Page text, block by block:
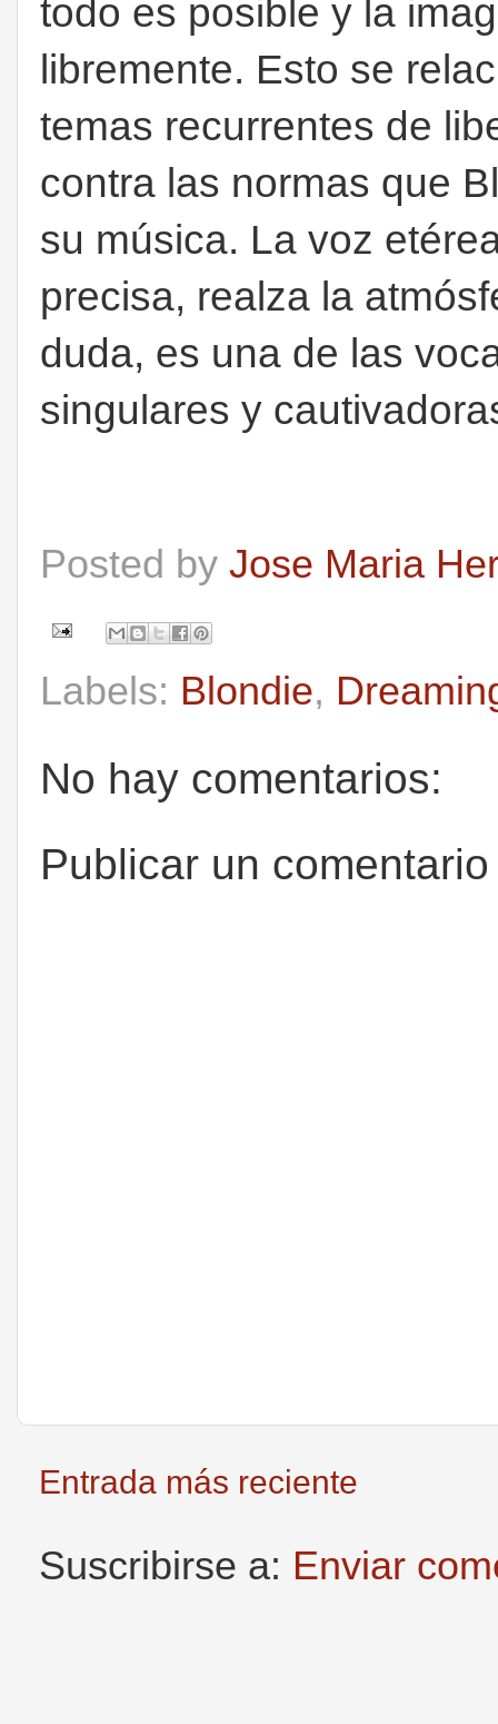
todo es posible y la
libremente. Esto se
temas recurrentes de
contra las normas que
su música. La voz
precisa, realza la
duda, es una de las
singulares y
Posted by Jose Maria
Labels: Blondie,
No hay comentarios:
Publicar un comentario
Entrada más reciente
Suscribirse a: Enviar